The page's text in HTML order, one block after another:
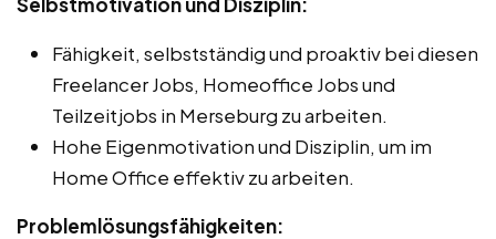
Fähigkeit, selbstständig und proaktiv bei diesen
Freelancer Jobs, Homeoffice Jobs und
Teilzeitjobs in Merseburg zu arbeiten.
Hohe Eigenmotivation und Disziplin, um im
Home Office effektiv zu arbeiten.
Problemlösungsfähigkeiten: